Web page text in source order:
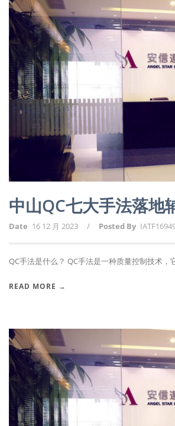
中山QC七大手法落地
Date 16 12 月 2023 / Posted By
QC手法是什么？ QC手法是一种质量控制技术
READ MORE →